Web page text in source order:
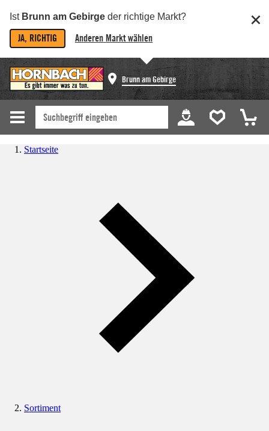
Ist Brunn am Gebirge der richtige Markt?
JA, RICHTIG Anderen Markt wählen
Brunn am Gebirge
Startseite
Sortiment